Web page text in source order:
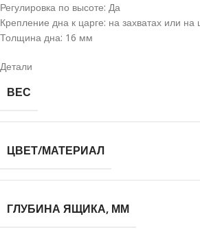
Регулировка по высоте: Да
Крепление дна к царге: на захватах или на
Толщина дна: 16 мм
Детали
ВЕС
ЦВЕТ/МАТЕРИАЛ
ГЛУБИНА ЯЩИКА, ММ